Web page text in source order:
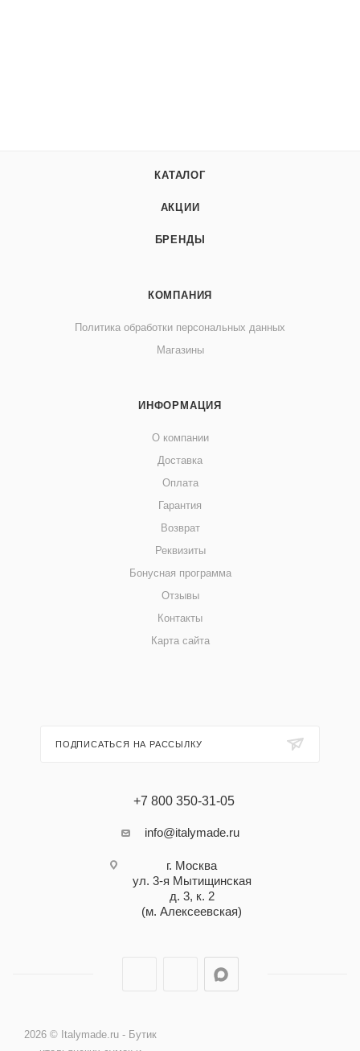
КАТАЛОГ
АКЦИИ
БРЕНДЫ
КОМПАНИЯ
Политика обработки персональных данных
Магазины
ИНФОРМАЦИЯ
О компании
Доставка
Оплата
Гарантия
Возврат
Реквизиты
Бонусная программа
Отзывы
Контакты
Карта сайта
ПОДПИСАТЬСЯ НА РАССЫЛКУ
+7 800 350-31-05
info@italymade.ru
г. Москва
ул. 3-я Мытищинская
д. 3, к. 2
(м. Алексеевская)
2026 © Italymade.ru - Бутик